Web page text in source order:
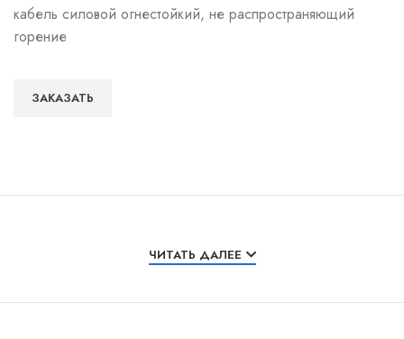
кабель силовой огнестойкий, не распространяющий
горение
ЗАКАЗАТЬ
ЧИТАТЬ ДАЛЕЕ